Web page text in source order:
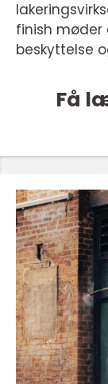
finish
beskyttelse
Få